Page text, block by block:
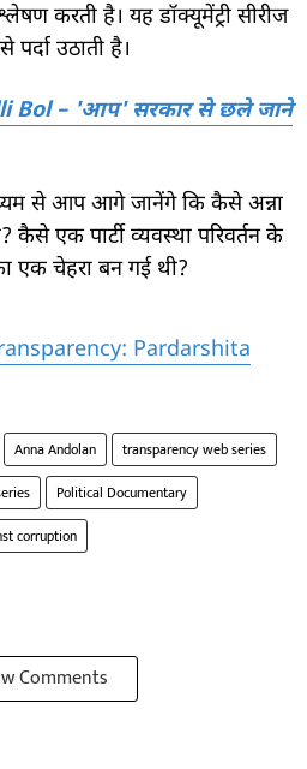
करती है। यह डॉक्यूमेंट्री सीरीज
उठाती है।
Bol – 'आप' सरकार से छले जाने
से आप आगे जानेंगे कि कैसे अन्ना
एक पार्टी व्यवस्था परिवर्तन के
एक चेहरा बन गई थी?
Pardarshita
Anna Andolan
transparency web series
Political Documentary
corruption
Comments